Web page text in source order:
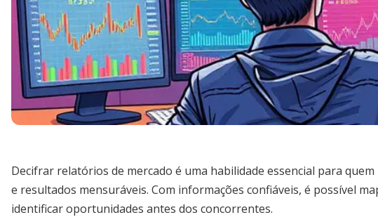
Decifrar relatórios de mercado é uma habilidade essencial para quem
e resultados mensuráveis. Com informações confiáveis, é possível
identificar oportunidades antes dos concorrentes.